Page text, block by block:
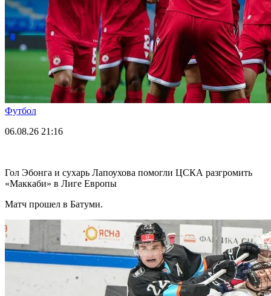
Футбол
06.08.26 21:16
Гол Эбонга и сухарь Лапоухова помогли ЦСКА разгромить
«Маккаби» в Лиге Европы
Матч прошел в Батуми.